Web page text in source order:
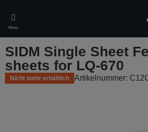
main
content
Menü
SIDM Single Sheet
sheets for LQ-670
Nicht mehr erhältlich Artikelnummer: